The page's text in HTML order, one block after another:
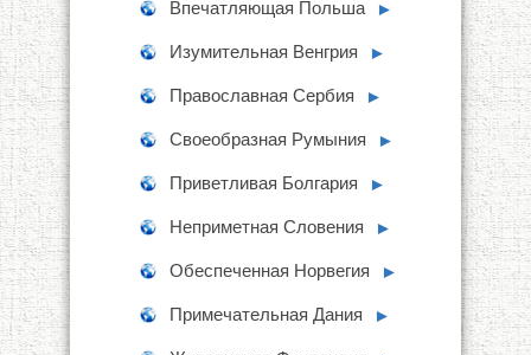
Впечатляющая Польша ►
Изумительная Венгрия ►
Православная Сербия ►
Своеобразная Румыния ►
Приветливая Болгария ►
Неприметная Словения ►
Обеспеченная Норвегия ►
Примечательная Дания ►